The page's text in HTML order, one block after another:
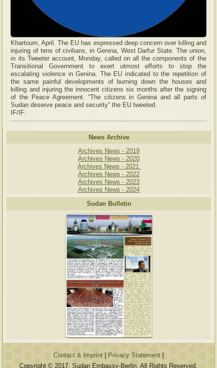
Khartoum, April. The EU has expressed deep concern over killing and
injuring of tens of civilians, in Genina, West Darfur State. The union,
in its Tweeter account, Monday, called on all the components of the
Transitional Government to exert utmost efforts to stop the
escalating violence in Genina. The EU indicated to the repetition of
the same painful developments of burning down the houses and
killing and injuring the innocent citizens six months after the signing
of the Peace Agreement. “The citizens in Genina and all parts of
Sudan deserve peace and security” the EU tweeted.
IF/IF.
News Archive
Archives News - 2019
Archives News - 2020
Archives News - 2021
Archives News - 2022
Archives News - 2023
Archives News - 2024
Sudan Bulletin
Contact & Imprint | Privacy Statement |
Copyright © 2017. Sudan Embassy-Berlin, All Rights Reserved.